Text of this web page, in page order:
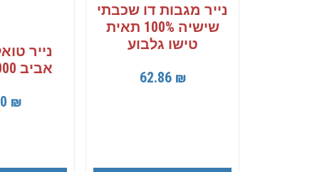
נייר מגבות דו שכבתי
שישיה 100% תאית
טישו גלבוע
62.86 ₪
נייר
אביב 9000 יחידות
₪